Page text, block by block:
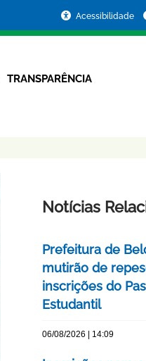
Acessibilidade
TRANSPARÊNCIA
Notícias
Prefeitura de
mutirão de
inscrições do
Estudantil
06/08/2026 | 14:09